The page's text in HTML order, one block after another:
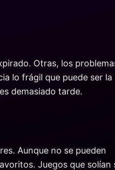
Otras, los
lo frágil que puede ser la
demasiado tarde.
Aunque no se pueden
Juegos que solían